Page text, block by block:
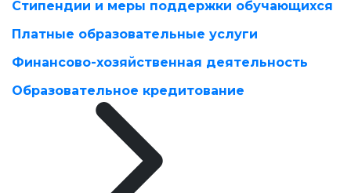
Стипендии и меры поддержки обучающихся
Платные образовательные услуги
Финансово-хозяйственная деятельность
Образовательное кредитование